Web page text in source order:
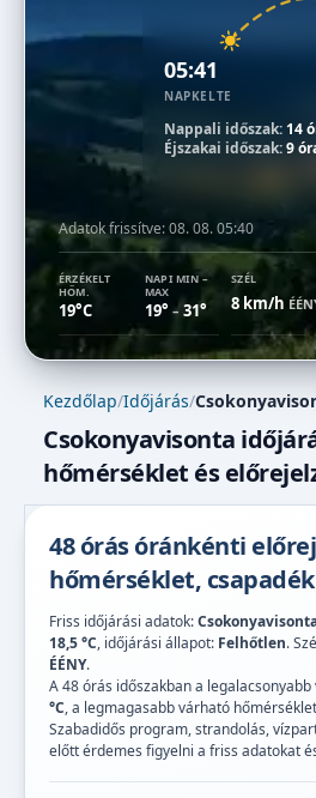
05:41
NAPKELTE
Nappali időszak:14
Éjszakai időszak:9
Adatok frissítve:08. 08. 05:40
ÉRZÉKELT
HŐM.
19°C
NAPI MIN –
MAX
19° –31°
SZÉL
8 km/h
Kezdőlap/Időjárás/
Csokonyavisonta
hőmérséklet és
48 órás óránkénti
hőmérséklet, csapadék
Friss időjárási adatok:
18,5 °C, időjárási állapot: Felhőtlen.
ÉÉNY.
A 48 órás időszakban a
°C, a legmagasabb várható hőmérséklet
Szabadidős program, strandolás,
előtt érdemes figyelni a friss adatokat